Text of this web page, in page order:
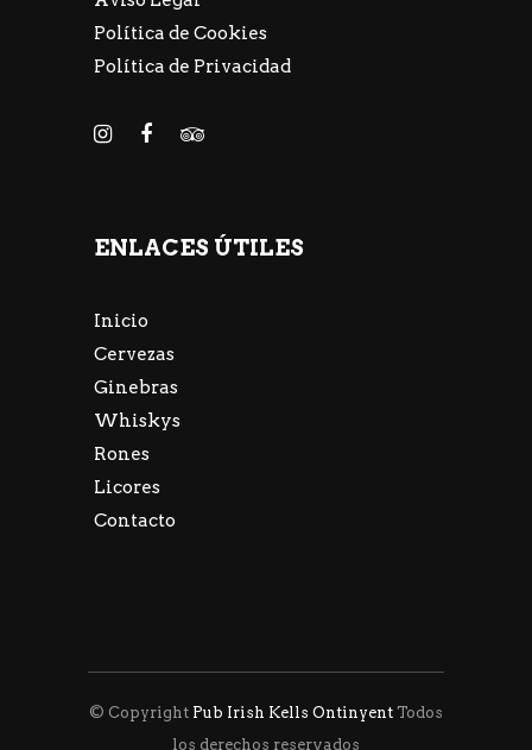
Política de Cookies
Política de Privacidad
ENLACES ÚTILES
Inicio
Cervezas
Ginebras
Whiskys
Rones
Licores
Contacto
© Copyright Pub Irish Kells Ontinyent Todos
los derechos reservados